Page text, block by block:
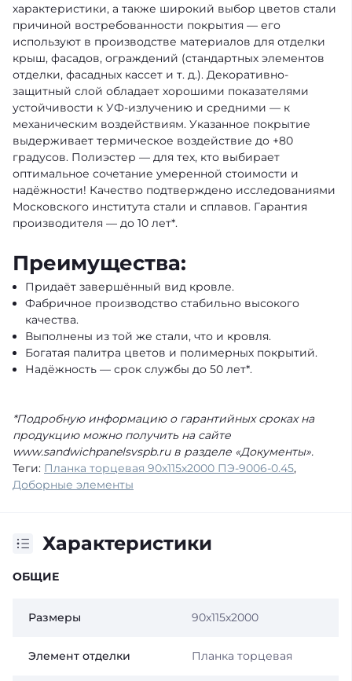
характеристики, а также широкий выбор цветов стали
причиной востребованности покрытия — его
используют в производстве материалов для отделки
крыш, фасадов, ограждений (стандартных элементов
отделки, фасадных кассет и т. д.). Декоративно-
защитный слой обладает хорошими показателями
устойчивости к УФ-излучению и средними — к
механическим воздействиям. Указанное покрытие
выдерживает термическое воздействие до +80
градусов. Полиэстер — для тех, кто выбирает
оптимальное сочетание умеренной стоимости и
надёжности! Качество подтверждено исследованиями
Московского института стали и сплавов. Гарантия
производителя — до 10 лет*.
Преимущества:
Придаёт завершённый вид кровле.
Фабричное производство стабильно высокого
качества.
Выполнены из той же стали, что и кровля.
Богатая палитра цветов и полимерных покрытий.
Надёжность — срок службы до 50 лет*.
*Подробную информацию о гарантийных сроках на
продукцию можно получить на сайте
www.sandwichpanelsvspb.ru в разделе «Документы».
Теги: Планка торцевая 90х115х2000 ПЭ-9006-0.45,
Доборные элементы
Характеристики
ОБЩИЕ
Размеры 90х115х2000
Элемент отделки Планка торцевая